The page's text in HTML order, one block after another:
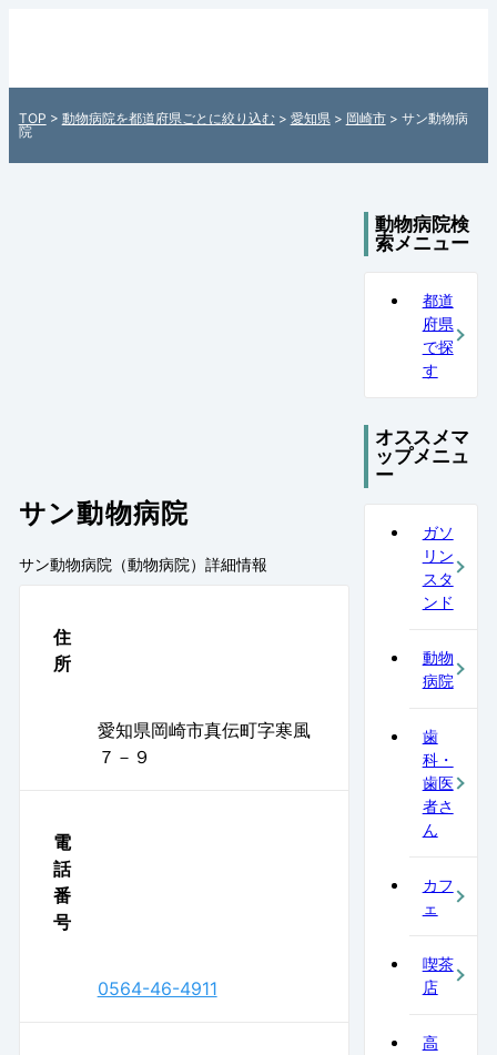
情報 - 全国各地の動物病院を住所付きでご
紹介！日本全国の動物病院検索サイト「動
物病院ペットマップ」
TOP > 動物病院を都道府県ごとに絞り込む> 愛知県 > 岡崎市> サン動物病
院
サン動物病院
サン動物病院（動物病院） 詳細情報
住
所
愛知県岡崎市真伝町字寒風
７－９
電
話
番
号
0564-46-4911
動物病院検
索メニュー
都道
府県
で探
す
オススメマ
ップメニュ
ー
ガソ
リン
スタ
ンド
動物
病院
歯
科・
歯医
者さ
ん
カフ
ェ
喫茶
店
高